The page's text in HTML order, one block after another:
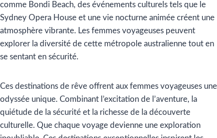
comme Bondi Beach, des événements culturels tels que le
Sydney Opera House et une vie nocturne animée créent une
atmosphère vibrante. Les femmes voyageuses peuvent
explorer la diversité de cette métropole australienne tout en
se sentant en sécurité.
Ces destinations de rêve offrent aux femmes voyageuses une
odyssée unique. Combinant l’excitation de l’aventure, la
quiétude de la sécurité et la richesse de la découverte
culturelle. Que chaque voyage devienne une exploration